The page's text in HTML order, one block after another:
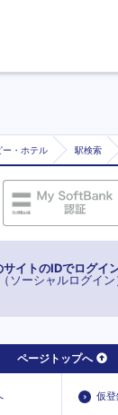
ー・ホテル 駅検索
サイトのIDでログイ
（ソーシャルログイン
ページトップへ
仮